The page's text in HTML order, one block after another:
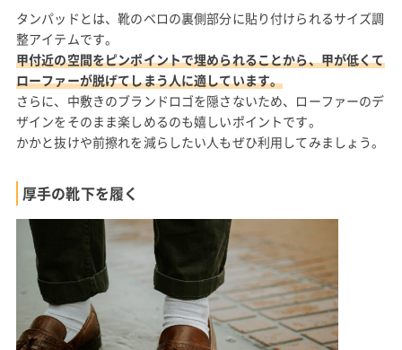
タンパッドとは、靴のベロの裏側部分に貼り付けられるサイズ調
整アイテムです。
甲付近の空間をピンポイントで埋められることから、甲が低くて
ローファーが脱げてしまう人に適しています。
さらに、中敷きのブランドロゴを隠さないため、ローファーのデ
ザインをそのまま楽しめるのも嬉しいポイントです。
かかと抜けや前擦れを減らしたい人もぜひ利用してみましょう。
厚手の靴下を履く